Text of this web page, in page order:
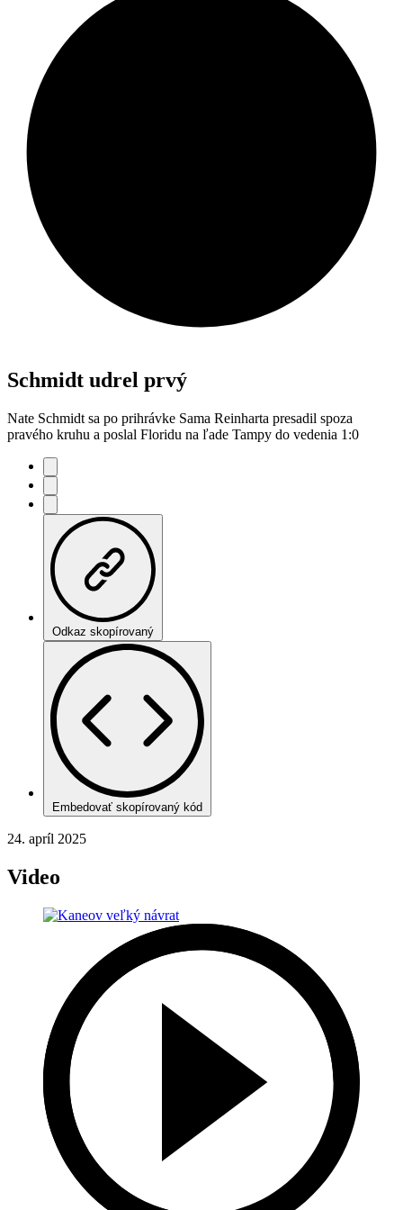
Schmidt udrel prvý
Nate Schmidt sa po prihrávke Sama Reinharta presadil spoza
pravého kruhu a poslal Floridu na ľade Tampy do vedenia 1:0
Odkaz skopírovaný
Embedovať skopírovaný kód
24. apríl 2025
Video